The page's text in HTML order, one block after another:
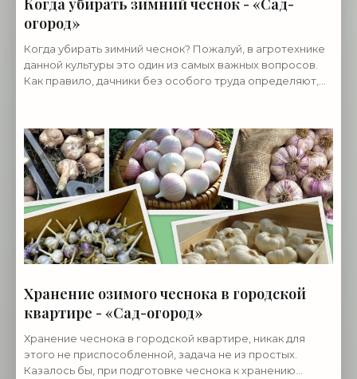
Когда убирать зимний чеснок - «Сад-
огород»
Когда убирать зимний чеснок? Пожалуй, в агротехнике
данной культуры это один из самых важных вопросов.
Как правило, дачники без особого труда определяют,
Хранение озимого чеснока в городской
квартире - «Сад-огород»
Хранение чеснока в городской квартире, никак для
этого не приспособленной, задача не из простых.
Казалось бы, при подготовке чеснока к хранению